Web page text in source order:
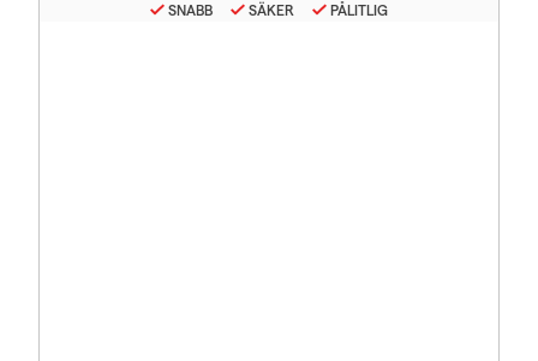
SNABB SÄKER PÅLITLIG